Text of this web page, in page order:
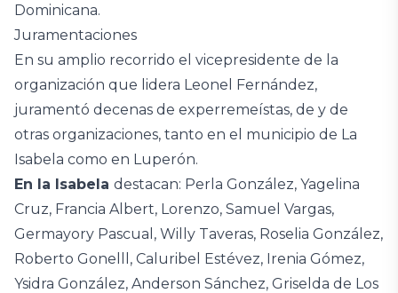
Dominicana.
Juramentaciones
En su amplio recorrido el vicepresidente de la
organización que lidera Leonel Fernández,
juramentó decenas de experremeístas, de y de
otras organizaciones, tanto en el municipio de La
Isabela como en Luperón.
En la Isabela destacan: Perla González, Yagelina
Cruz, Francia Albert, Lorenzo, Samuel Vargas,
Germayory Pascual, Willy Taveras, Roselia González,
Roberto Gonelll, Caluribel Estévez, Irenia Gómez,
Ysidra González, Anderson Sánchez, Griselda de Los